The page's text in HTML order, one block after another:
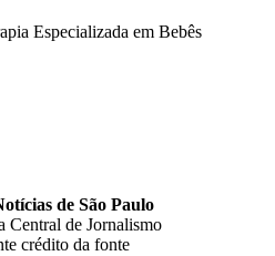
Especializada em Bebês
de São Paulo
Central de Jornalismo
crédito da fonte